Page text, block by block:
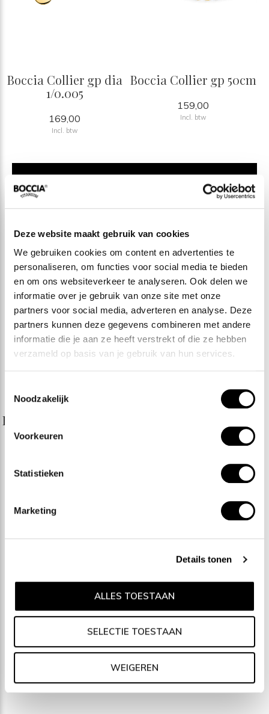
Deze website maakt gebruik van cookies
We gebruiken cookies om content en advertenties te
personaliseren, om functies voor social media te bieden
en om ons websiteverkeer te analyseren. Ook delen we
informatie over je gebruik van onze site met onze
partners voor social media, adverteren en analyse. Deze
partners kunnen deze gegevens combineren met andere
informatie die je aan ze heeft verstrekt of die ze hebben
verzameld op basis van je gebruik van hun services.
Noodzakelijk
Voorkeuren
Statistieken
Marketing
Details tonen
ALLES TOESTAAN
SELECTIE TOESTAAN
WEIGEREN
Boccia Collier gp dia
1/0.005
169,00
Incl. btw
Boccia Collier gp 50cm
159,00
Incl. btw
Boccia Titanium
Boccia Collier gp 45cm